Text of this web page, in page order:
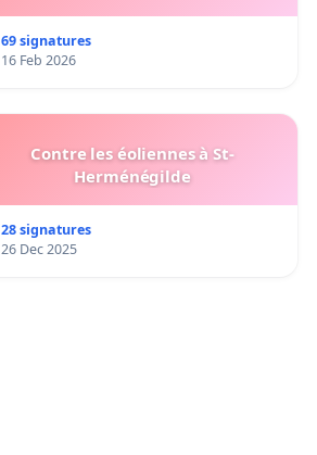
69 signatures
16 Feb 2026
Contre les éoliennes à St-
Herménégilde
28 signatures
26 Dec 2025